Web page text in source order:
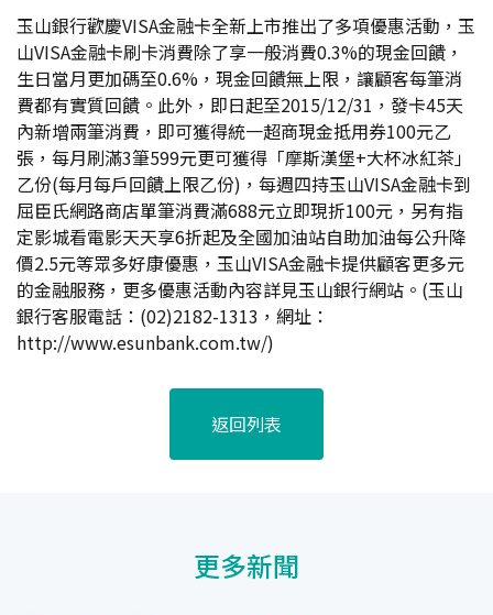
玉山銀行歡慶VISA金融卡全新上市推出了多項優惠活動，玉
山VISA金融卡刷卡消費除了享一般消費0.3%的現金回饋，
生日當月更加碼至0.6%，現金回饋無上限，讓顧客每筆消
費都有實質回饋。此外，即日起至2015/12/31，發卡45天
內新增兩筆消費，即可獲得統一超商現金抵用券100元乙
張，每月刷滿3筆599元更可獲得「摩斯漢堡+大杯冰紅茶」
乙份(每月每戶回饋上限乙份)，每週四持玉山VISA金融卡到
屈臣氏網路商店單筆消費滿688元立即現折100元，另有指
定影城看電影天天享6折起及全國加油站自助加油每公升降
價2.5元等眾多好康優惠，玉山VISA金融卡提供顧客更多元
的金融服務，更多優惠活動內容詳見玉山銀行網站。(玉山
銀行客服電話：(02)2182-1313，網址：
http://www.esunbank.com.tw/)
返回列表
更多新聞